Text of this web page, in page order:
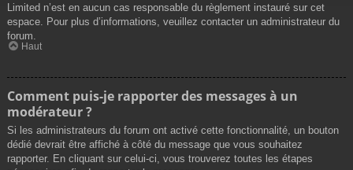
Limited n’est en aucun cas responsable du règlement instauré sur cet
espace. Pour plus d’informations, veuillez contacter un administrateur du
forum.
Haut
Comment puis-je rapporter des messages à un
modérateur ?
Si les administrateurs du forum ont activé cette fonctionnalité, un bouton
dédié devrait être affiché à côté du message que vous souhaitez
rapporter. En cliquant sur celui-ci, vous trouverez toutes les étapes